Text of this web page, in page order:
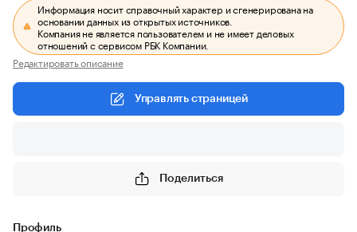
Информация носит справочный характер и сгенерирована на
основании данных из открытых источников.
Компания не является пользователем и не имеет деловых
отношений с сервисом РБК Компании.
Редактировать описание
Управлять страницей
Поделиться
Профиль